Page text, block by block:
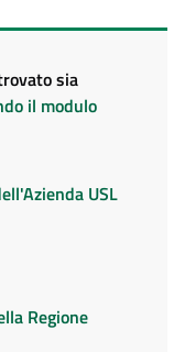
sia
il modulo
USL
Regione